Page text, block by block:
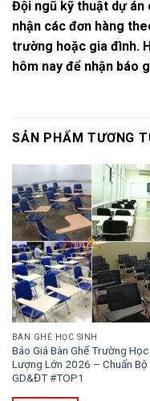
Đội ngũ kỹ thuật dự án
nhận các đơn hàng
trường hoặc gia đình.
hôm nay để nhận báo
SẢN PHẨM TƯƠNG
BÀN GHẾ HỌC SINH
Báo Giá Bàn Ghế Trường
Lượng Lớn 2026 – Chuẩn Bộ
GD&ĐT #TOP1